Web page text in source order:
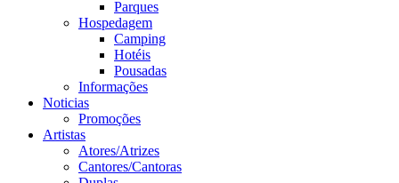
Parques
Hospedagem
Camping
Hotéis
Pousadas
Informações
Noticias
Promoções
Artistas
Atores/Atrizes
Cantores/Cantoras